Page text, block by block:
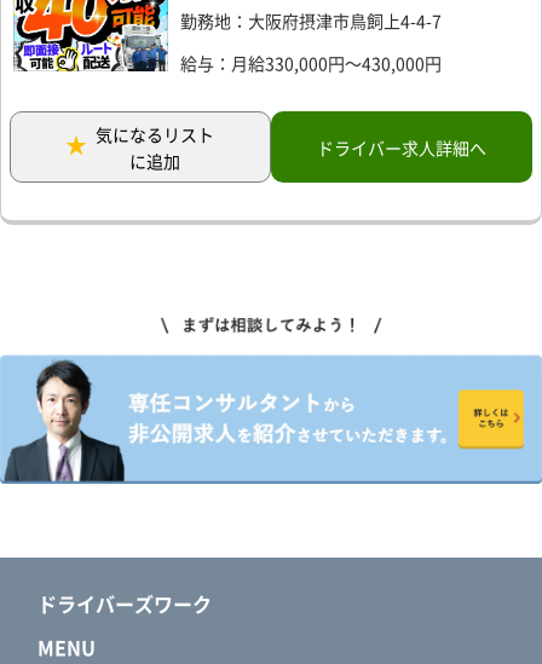
勤務地：大阪府摂津市鳥飼上4-4-7
給与：月給330,000円～430,000円
気になるリスト
に追加
ドライバー求人詳細へ
ドライバーズワーク
MENU